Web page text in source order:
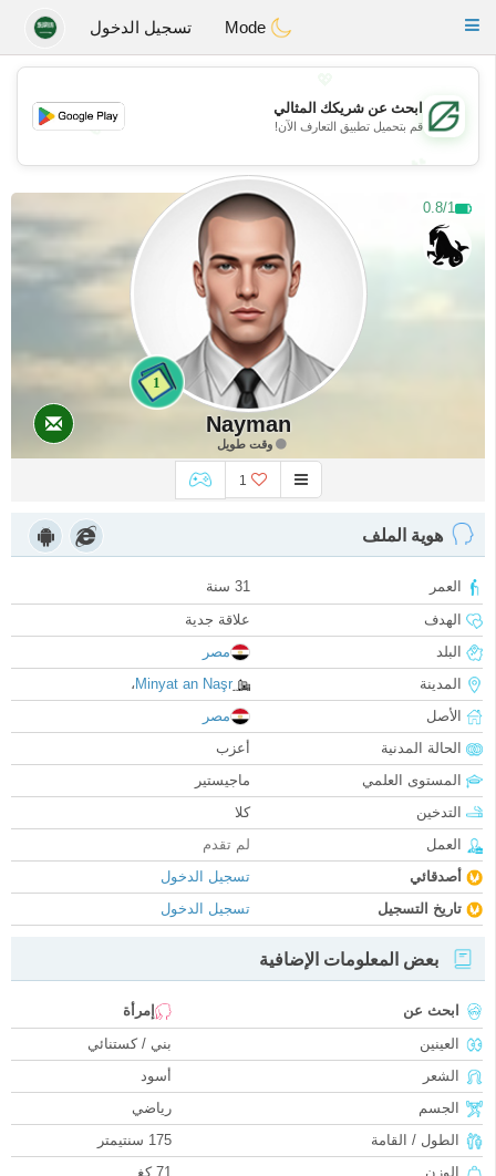
GulfDating
Toggle
تسجيل الدخول
💖
💕
💕
ابحث عن شريكك المثالي
قم بتحميل تطبيق التعارف الآن!
0.8/1
1
Nayman
وقت طويل
1
هوية الملف
العمر
31 سنة
الهدف
علاقة جدية
البلد
مصر
المدينة
Minyat an Naşr ،
الأصل
مصر
الحالة المدنية
أعزب
المستوى العلمي
ماجيستير
التدخين
كلا
العمل
لم تقدم
أصدقائي
تسجيل الدخول
تاريخ التسجيل
تسجيل الدخول
بعض المعلومات الإضافية
ابحث عن
إمرأة
العينين
بني / كستنائي
الشعر
أسود
الجسم
رياضي
الطول / القامة
175 سنتيمتر
الوزن
71 كغ